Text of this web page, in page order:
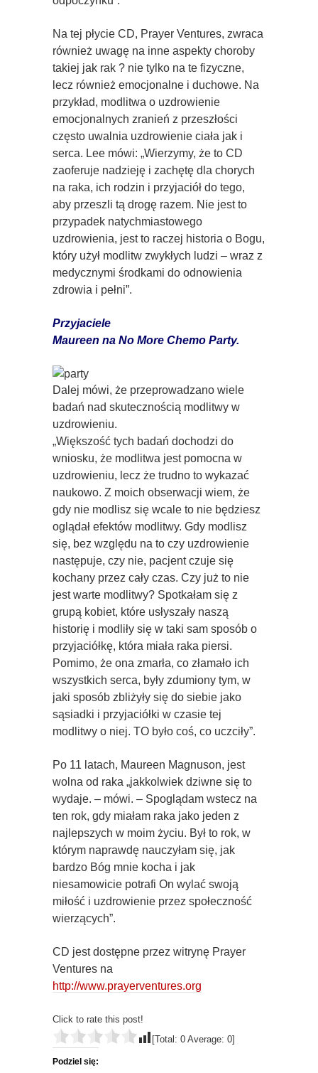
Na tej płycie CD, Prayer Ventures, zwraca
również uwagę na inne aspekty choroby
takiej jak rak ? nie tylko na te fizyczne,
lecz również emocjonalne i duchowe. Na
przykład, modlitwa o uzdrowienie
emocjonalnych zranień z przeszłości
często uwalnia uzdrowienie ciała jak i
serca. Lee mówi: „Wierzymy, że to CD
zaoferuje nadzieję i zachętę dla chorych
na raka, ich rodzin i przyjaciół do tego,
aby przeszli tą drogę razem. Nie jest to
przypadek natychmiastowego
uzdrowienia, jest to raczej historia o Bogu,
który użył modlitw zwykłych ludzi – wraz z
medycznymi środkami do odnowienia
zdrowia i pełni”.
Przyjaciele
Maureen na No More Chemo Party.
Dalej mówi, że przeprowadzano wiele
badań nad skutecznością modlitwy w
uzdrowieniu.
„Większość tych badań dochodzi do
wniosku, że modlitwa jest pomocna w
uzdrowieniu, lecz że trudno to wykazać
naukowo. Z moich obserwacji wiem, że
gdy nie modlisz się wcale to nie będziesz
oglądał efektów modlitwy. Gdy modlisz
się, bez względu na to czy uzdrowienie
następuje, czy nie, pacjent czuje się
kochany przez cały czas. Czy już to nie
jest warte modlitwy? Spotkałam się z
grupą kobiet, które usłyszały naszą
historię i modliły się w taki sam sposób o
przyjaciółkę, która miała raka piersi.
Pomimo, że ona zmarła, co złamało ich
wszystkich serca, były zdumiony tym, w
jaki sposób zbliżyły się do siebie jako
sąsiadki i przyjaciółki w czasie tej
modlitwy o niej. TO było coś, co uczciły”.
Po 11 latach, Maureen Magnuson, jest
wolna od raka „jakkolwiek dziwne się to
wydaje. – mówi. – Spoglądam wstecz na
ten rok, gdy miałam raka jako jeden z
najlepszych w moim życiu. Był to rok, w
którym naprawdę nauczyłam się, jak
bardzo Bóg mnie kocha i jak
niesamowicie potrafi On wylać swoją
miłość i uzdrowienie przez społeczność
wierzących”.
CD jest dostępne przez witrynę Prayer
Ventures na
http://www.prayerventures.org
Click to rate this post!
[Total: 0 Average: 0]
Podziel się: